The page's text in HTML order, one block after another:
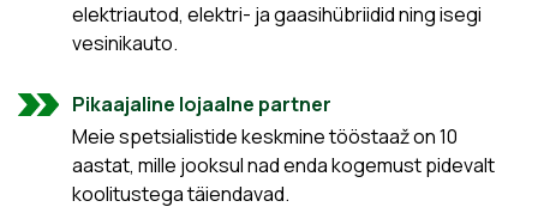
elektriautod, elektri- ja gaasihübriidid ning isegi
vesinikauto.
Pikaajaline lojaalne partner
Meie spetsialistide keskmine tööstaaž on 10
aastat, mille jooksul nad enda kogemust pidevalt
koolitustega täiendavad.